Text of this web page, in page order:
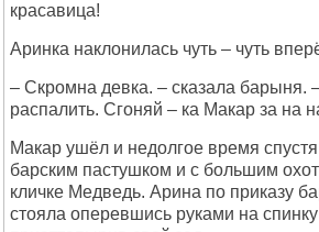
красавица!
Аринка наклонилась чуть – чуть
– Скромна девка. – сказала барыня.
распалить. Сгоняй – ка Макар за на
Макар ушёл и недолгое время
барским пастушком и с большим
кличке Медведь. Арина по приказу
стояла оперевшись руками на спинку